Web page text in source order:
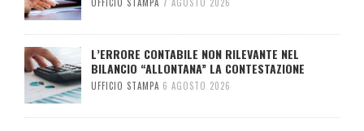
L’ERRORE CONTABILE NON RILEVANTE NEL
BILANCIO “ALLONTANA” LA CONTESTAZIONE
UFFICIO STAMPA 6 AGOSTO 2026